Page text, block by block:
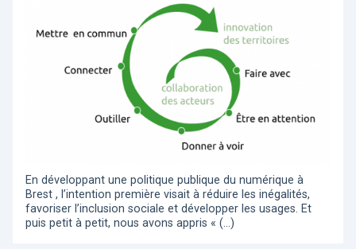
En développant une politique publique du numérique à
Brest , l’intention première visait à réduire les inégalités,
favoriser l’inclusion sociale et développer les usages. Et
puis petit à petit, nous avons appris « (…)